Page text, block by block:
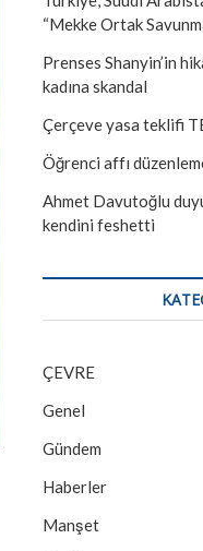
“Mekke Ortak
Prenses Shanyin’in
kadına skandal
Çerçeve yasa teklifi
Öğrenci affı
Ahmet Davutoğlu
kendini feshetti
ÇEVRE
Genel
Gündem
Haberler
Manşet